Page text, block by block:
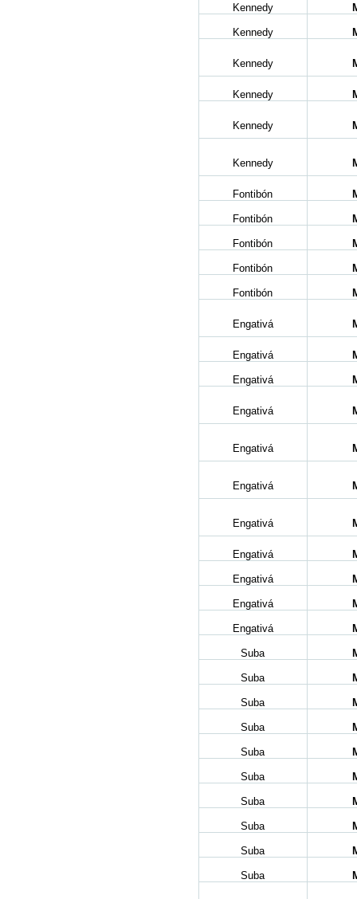
Kennedy
Kennedy
Kennedy
Kennedy
Kennedy
Kennedy
Fontibón
Fontibón
Fontibón
Fontibón
Fontibón
Engativá
Engativá
Engativá
Engativá
Engativá
Engativá
Engativá
Engativá
Engativá
Engativá
Engativá
Suba
Suba
Suba
Suba
Suba
Suba
Suba
Suba
Suba
Suba